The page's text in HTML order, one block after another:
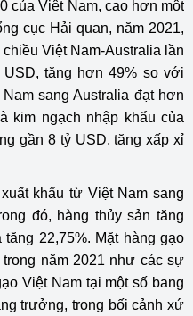
của Việt Nam, cao hơn một
cục Hải quan, năm 2021,
Việt Nam-Australia lần
tăng hơn 49% so với
sang Australia đạt hơn
kim ngạch nhập khẩu của
gần 8 tỷ USD, tăng xấp xỉ
khẩu từ Việt Nam sang
đó, hàng thủy sản tăng
22,75%. Mặt hàng gạo
năm 2021 như các sự
Việt Nam tại một số bang
trưởng, trong bối cảnh xứ